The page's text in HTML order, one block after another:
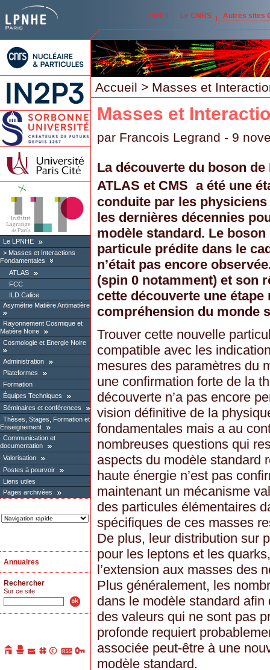
IN2P3 Le CNRS Autres sites
Le LPNHE
Masses et Interactions
Fondamentales
ATLAS
FCC
ILD Calice
Asymétrie Matière Antimatière
Rayonnement Cosmique et
Matière Noire
Cosmologie et Energie Noire
Administration
Plateformes
Formation
Équipes Techniques
Séminaires et conférences
Thèses, Stages, Formation et
Enseignement
Communication et
documentation
Valorisation
Postes à pourvoir
Liens utiles
Pages archivées
Annuaires
Rechercher
Sur ce site
Accueil > Masses et
Masses et
par Francois Legrand - 9
La découverte du boson
ATLAS et CMS a été une
conduite par les
les dernières décennies
modèle standard. Le
particule prédite dans le
n’était pas encore
(spin 0 notamment) et son
cette découverte une
compréhension du monde
Trouver cette nouvelle
compatible avec les
mesures des paramètres du
une confirmation forte de la
découverte n’a pas encore
vision définitive de la
fondamentales mais a au
nombreuses questions qui
aspects du modèle standard
haute énergie n’est pas
maintenant un mécanisme
des particules élémentaires
spécifiques de ces masses
De plus, leur distribution sur
pour les leptons et les
l’extension aux masses des
Plus généralement, les
dans le modèle standard
des valeurs qui ne sont pas
profonde requiert
associée peut-être à une
modèle standard.